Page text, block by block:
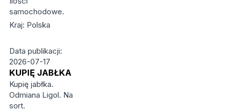
samochodowe.
Kraj: Polska
Data publikacji:
2026-07-17
KUPIĘ JABŁKA
Kupię jabłka.
Odmiana Ligol. Na
sort.